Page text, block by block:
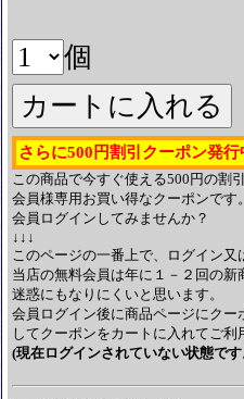
個
さらに500円割引クーポン発行
この商品で今すぐ使える500円の割
会員様専用お買い得なクーポンです。
会員ログインしてみませんか？
↓↓↓
このページの一番上で、ログイン又
当店の無料会員は年に１－２回の
迷惑にもなりにくいと思います。
会員ログイン後に商品ページにク
してクーポンをカートに入れてご利
(現在ログインされていない状態で